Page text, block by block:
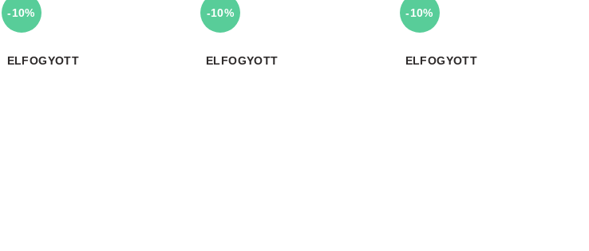
-10%
ELFOGYOTT
-10%
ELFOGYOTT
-10%
ELFOGYOTT